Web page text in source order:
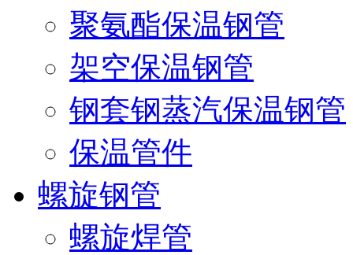
聚氨酯保温钢管
架空保温钢管
钢套钢蒸汽保温钢管
保温管件
螺旋钢管
螺旋焊管